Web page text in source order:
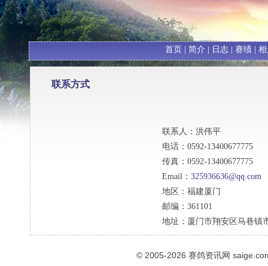
首页 简介 日志| 赛绩|
联系方式
联系人： 洪伟平
电话： 0592-13400677775
传真： 0592-13400677775
Email： 325936636@qq.com
地区： 福建厦门
邮编： 361101
地址： 厦门市翔安区马巷镇
© 2005-2026 赛鸽资讯网